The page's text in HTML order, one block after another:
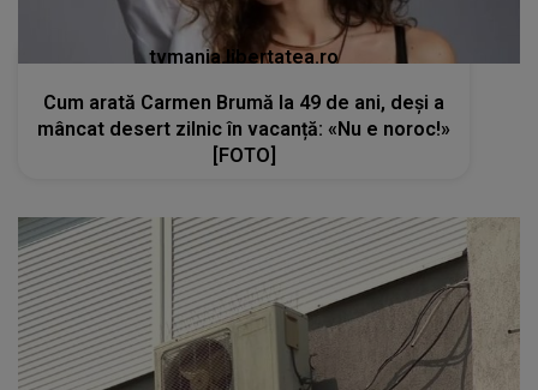
tvmania.libertatea.ro
Cum arată Carmen Brumă la 49 de ani, deși a
mâncat desert zilnic în vacanță: «Nu e noroc!»
[FOTO]